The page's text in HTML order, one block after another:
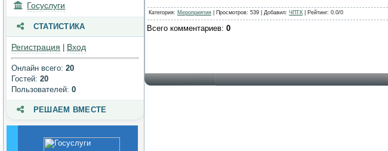
Вакантные места для
приема (перевода)
обучающихся
Стипендии и меры
поддержки обучающихся
Международное
сотрудничество
Организация питания в
образовательной
Образовательные
стандарты и требования
Госуслуги
СТАТИСТИКА
Регистрация Вход
Онлайн всего: 20
Гостей: 20
Пользователей: 0
РЕШАЕМ ВМЕСТЕ
Категория: Мероприятия Просмотров: 539 | Добавил: ЧПТК Рейтинг: 0.0/0
Всего комментариев: 0